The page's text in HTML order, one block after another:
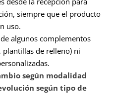
siempre que el producto
uso.
algunos complementos
plantillas de relleno) ni
según modalidad
según tipo de